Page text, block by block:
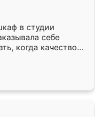
в студии
себе
когда качеством
кухня уже почти